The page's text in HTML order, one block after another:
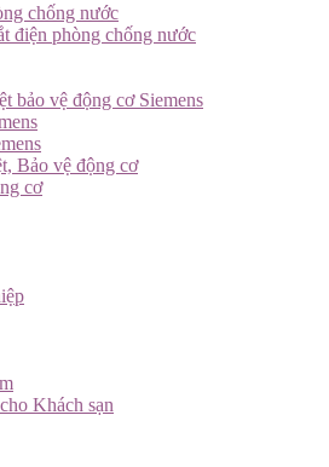
chống nước
điện phòng chống nước
bảo vệ động cơ Siemens
Bảo vệ động cơ
cơ
Khách sạn